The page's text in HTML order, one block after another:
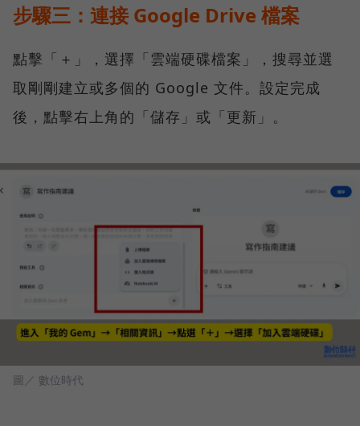
步驟三：連接 Google Drive 檔案
點擊「＋」，選擇「雲端硬碟檔案」，搜尋並選
取剛剛建立或多個的 Google 文件。設定完成
後，點擊右上角的「儲存」或「更新」。
圖／ 數位時代